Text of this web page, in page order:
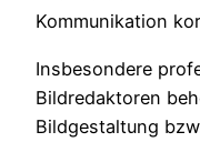
Kommunikation
Insbesondere
Bildredaktoren
Bildgestaltung